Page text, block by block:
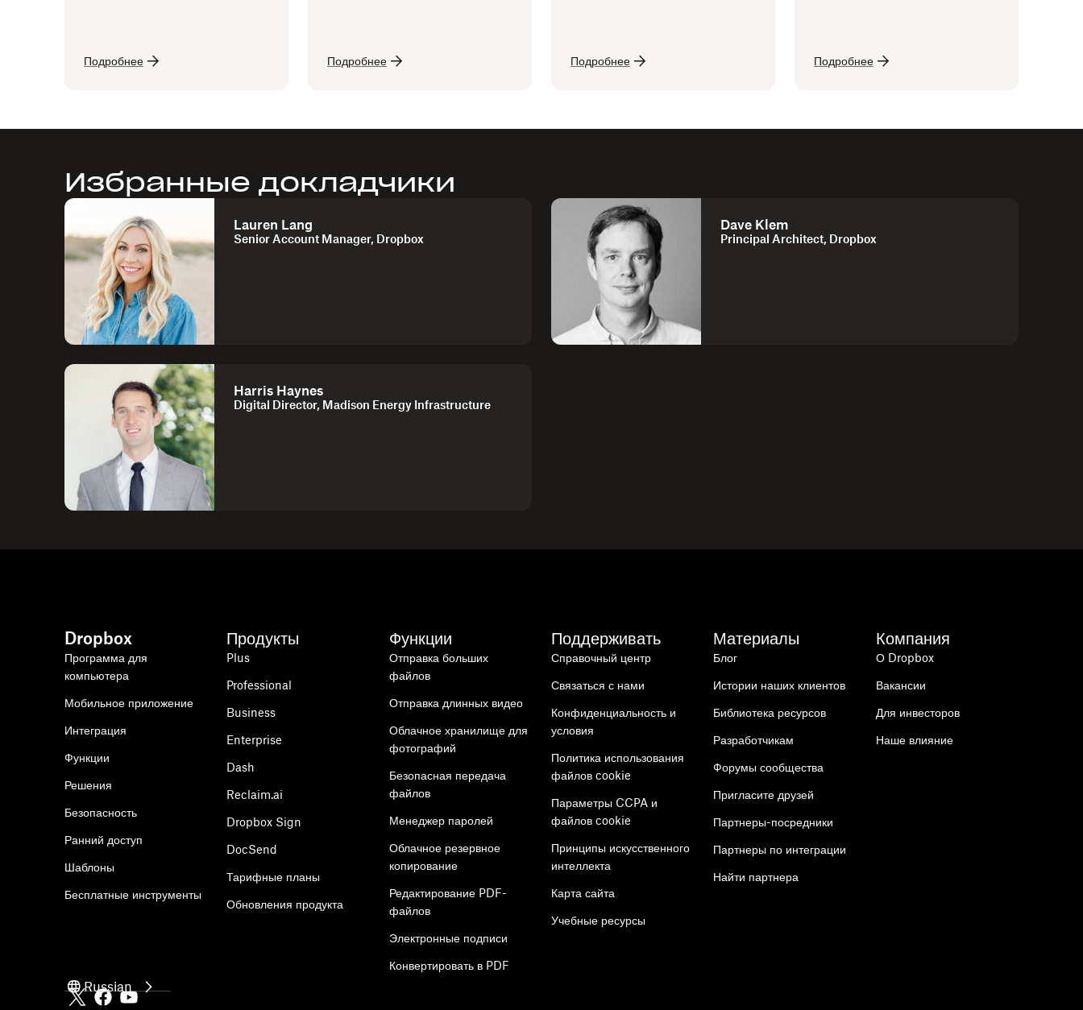
Подробнее Подробнее Подробнее Подробнее
Избранные докладчики
Lauren Lang
Senior Account Manager, Dropbox
Dave Klem
Principal Architect, Dropbox
Harris Haynes
Digital Director, Madison Energy Infrastructure
Dropbox
Программа для
компьютера
Мобильное приложение
Интеграция
Функции
Решения
Безопасность
Ранний доступ
Шаблоны
Бесплатные инструменты
Продукты
Plus
Professional
Business
Enterprise
Dash
Reclaim.ai
Dropbox Sign
DocSend
Тарифные планы
Обновления продукта
Функции
Отправка больших
файлов
Отправка длинных видео
Облачное хранилище для
фотографий
Безопасная передача
файлов
Менеджер паролей
Облачное резервное
копирование
Редактирование PDF-
файлов
Электронные подписи
Конвертировать в PDF
Поддерживать
Справочный центр
Связаться с нами
Конфиденциальность и
условия
Политика использования
файлов cookie
Параметры CCPA и
файлов cookie
Принципы искусственного
интеллекта
Карта сайта
Учебные ресурсы
Материалы
Блог
Истории наших клиентов
Библиотека ресурсов
Разработчикам
Форумы сообщества
Пригласите друзей
Партнеры-посредники
Партнеры по интеграции
Найти партнера
Компания
О Dropbox
Вакансии
Для инвесторов
Наше влияние
Russian